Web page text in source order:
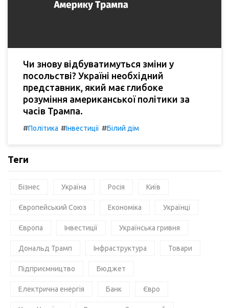
Чи знову відбуватимуться зміни у
посольстві? Україні необхідний
представник, який має глибоке
розуміння американської політики за
часів Трампа.
#Політика #Інвестиції #Білий дім
Теги
Бізнес Україна Росія Київ
Європейський Союз Економіка Українці
Європа Інвестиції Українська гривня
Дональд Трамп Інфраструктура Товари
Підприємництво Бюджет
Електрична енергія Банк Євро